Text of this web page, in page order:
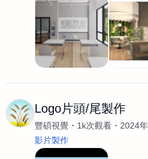
Logo片頭/尾製作
豐碩視覺 1k次觀看
2024
影片製作